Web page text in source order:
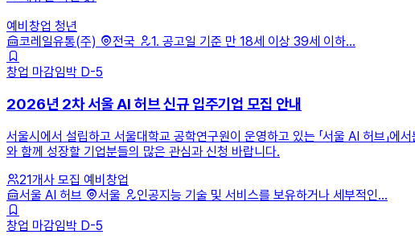
예비창업 청년
코레일유통(주)
전국
1. 공고일 기준 만 18세 이상 39세 이하...
창업 마감임박 D-5
2026년 2차 서울 AI 허브 신규 입주기업 모집 안내
서울시에서 설립하고 서울대학교 공학연구원이 운영하고 있는 「서울 AI 허브」
와 함께 성장할 기업분들의 많은 관심과 신청 바랍니다.
21개사 모집 예비창업
서울 AI 허브
서울
인공지능 기술 및 서비스를 보유하거나 세부적인...
창업 마감임박 D-5